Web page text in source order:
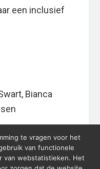
een inclusief
Bianca
te vragen voor het
van functionele
van webstatistieken. Het